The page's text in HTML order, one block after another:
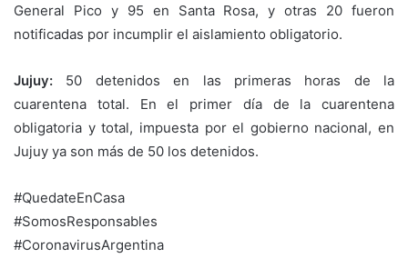
General Pico y 95 en Santa Rosa, y otras 20 fueron
notificadas por incumplir el aislamiento obligatorio.
Jujuy: 50 detenidos en las primeras horas de la
cuarentena total. En el primer día de la cuarentena
obligatoria y total, impuesta por el gobierno nacional, en
Jujuy ya son más de 50 los detenidos.
#QuedateEnCasa
#SomosResponsables
#CoronavirusArgentina